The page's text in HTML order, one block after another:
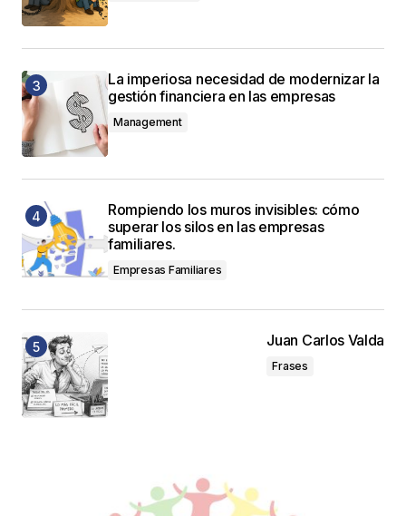
La imperiosa necesidad de modernizar la
gestión financiera en las empresas
Management
Rompiendo los muros invisibles: cómo
superar los silos en las empresas
familiares.
Empresas Familiares
Juan Carlos Valda
Frases